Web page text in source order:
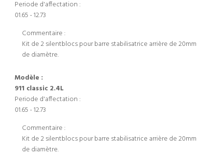
Periode d'affectation :
01.65 - 12.73
Commentaire :
Kit de 2 silentblocs pour barre stabilisatrice arrière de 20mm
de diamètre.
Modèle :
911 classic 2.4L
Periode d'affectation :
01.65 - 12.73
Commentaire :
Kit de 2 silentblocs pour barre stabilisatrice arrière de 20mm
de diamètre.